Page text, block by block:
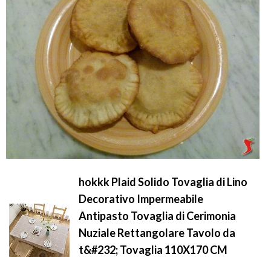
hokkk Plaid Solido Tovaglia di Lino
Decorativo Impermeabile
Antipasto Tovaglia di Cerimonia
Nuziale Rettangolare Tavolo da
t&#232; Tovaglia 110X170 CM